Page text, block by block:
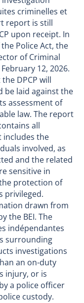
criminelles et
report is still
upon receipt. In
Police Act, the
of Criminal
12, 2026.
DPCP will
be laid against the
assessment of
law. The report
all
includes the
involved, as
and the related
sensitive in
protection of
privileged.
drawn from
the BEI. The
indépendantes
surrounding
investigations
an on-duty
injury, or is
a police officer
custody.